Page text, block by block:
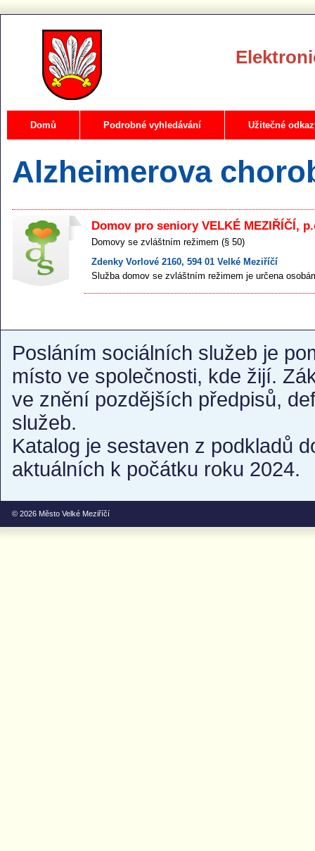
Domů Podrobné vyhledávání Užitečné
Alzheimerova
Domov pro seniory VELKÉ MEZIŘÍČÍ,
Domovy se zvláštním režimem (§ 50)
Zdenky Vorlové 2160, 594 01 Velké Meziříčí
Služba domov se zvláštním režimem je určena
Posláním sociálních služeb je
místo ve společnosti, kde žijí.
ve znění pozdějších předpisů,
služeb.
Katalog je sestaven z podkladů
aktuálních k počátku roku 2024.
© 2026 Město Velké Meziříčí